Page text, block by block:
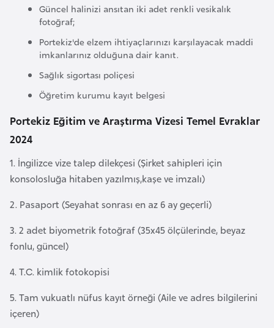
Güncel halinizi ansıtan iki adet renkli vesikalık
fotoğraf;
Portekiz'de elzem ihtiyaçlarınızı karşılayacak maddi
imkanlarınız olduğuna dair kanıt.
Sağlık sigortası poliçesi
Öğretim kurumu kayıt belgesi
Portekiz Eğitim ve Araştırma Vizesi Temel Evraklar
2024
1. İngilizce vize talep dilekçesi (Şirket sahipleri için
konsolosluğa hitaben yazılmış,kaşe ve imzalı)
2. Pasaport (Seyahat sonrası en az 6 ay geçerli)
3. 2 adet biyometrik fotoğraf (35x45 ölçülerinde, beyaz
fonlu, güncel)
4. T.C. kimlik fotokopisi
5. Tam vukuatlı nüfus kayıt örneği (Aile ve adres bilgilerini
içeren)
B
o
H
r
s
e
B